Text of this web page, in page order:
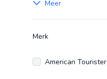
Meer
Merk
American Tourister